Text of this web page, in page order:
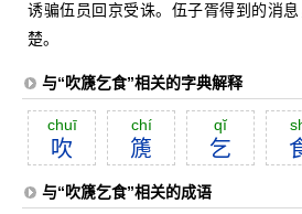
诱骗伍员回京受诛。伍子胥得到的消
楚。
与“吹篪乞食”相关的字典解释
chuī
吹
chí
篪
qĭ
乞
与“吹篪乞食”相关的成语